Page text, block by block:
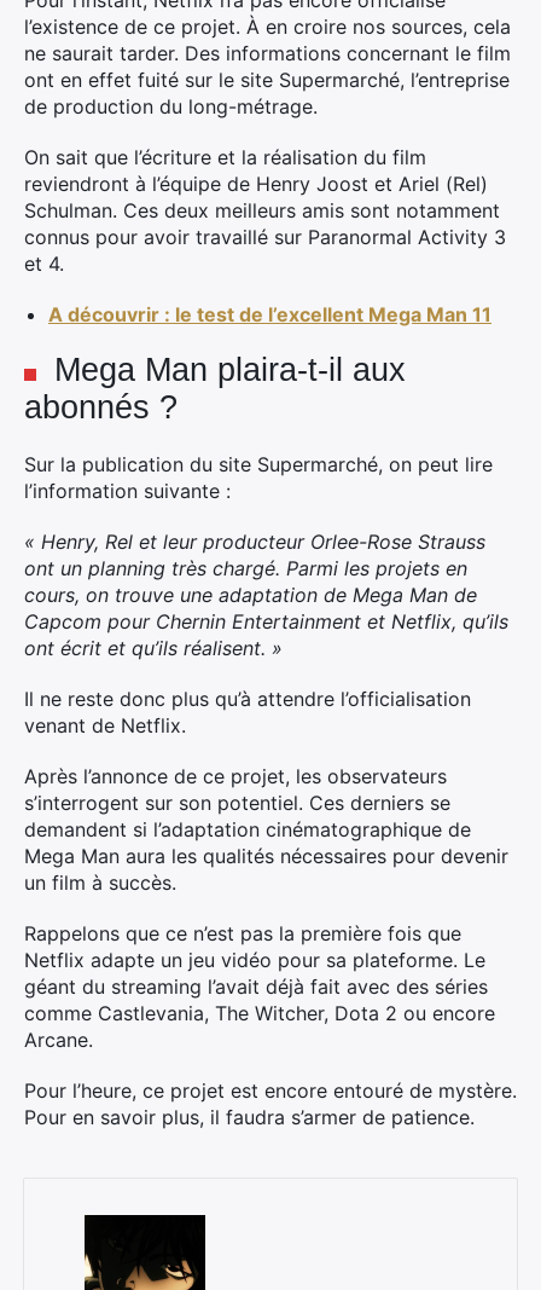
l’existence de ce projet. À en croire nos sources, cela
ne saurait tarder. Des informations concernant le film
ont en effet fuité sur le site Supermarché, l’entreprise
de production du long-métrage.
On sait que l’écriture et la réalisation du film
reviendront à l’équipe de Henry Joost et Ariel (Rel)
Schulman. Ces deux meilleurs amis sont notamment
connus pour avoir travaillé sur Paranormal Activity 3
et 4.
A découvrir : le test de l’excellent Mega Man 11
Mega Man plaira-t-il aux
abonnés ?
Sur la publication du site Supermarché, on peut lire
l’information suivante :
« Henry, Rel et leur producteur Orlee-Rose Strauss
ont un planning très chargé. Parmi les projets en
cours, on trouve une adaptation de Mega Man de
Capcom pour Chernin Entertainment et Netflix, qu’ils
ont écrit et qu’ils réalisent. »
Il ne reste donc plus qu’à attendre l’officialisation
venant de Netflix.
Après l’annonce de ce projet, les observateurs
s’interrogent sur son potentiel. Ces derniers se
demandent si l’adaptation cinématographique de
Mega Man aura les qualités nécessaires pour devenir
un film à succès.
Rappelons que ce n’est pas la première fois que
Netflix adapte un jeu vidéo pour sa plateforme. Le
géant du streaming l’avait déjà fait avec des séries
comme Castlevania, The Witcher, Dota 2 ou encore
Arcane.
Pour l’heure, ce projet est encore entouré de mystère.
Pour en savoir plus, il faudra s’armer de patience.
×
Rechercher
: